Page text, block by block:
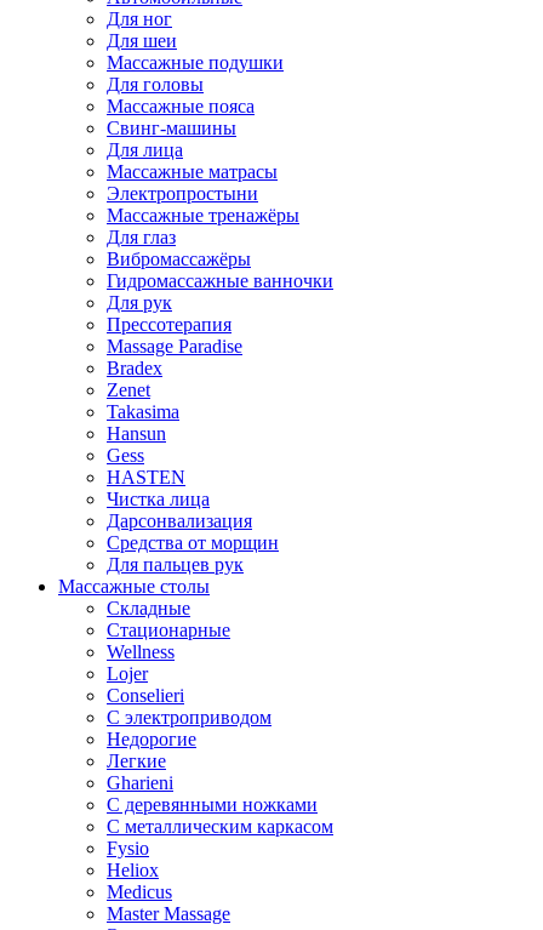
Для ног
Для шеи
Массажные подушки
Для головы
Массажные пояса
Свинг-машины
Для лица
Массажные матрасы
Электропростыни
Массажные тренажёры
Для глаз
Вибромассажёры
Гидромассажные ванночки
Для рук
Прессотерапия
Massage Paradise
Bradex
Zenet
Takasima
Hansun
Gess
HASTEN
Чистка лица
Дарсонвализация
Средства от морщин
Для пальцев рук
Массажные столы
Складные
Стационарные
Wellness
Lojer
Conselieri
С электроприводом
Недорогие
Легкие
Gharieni
С деревянными ножками
С металлическим каркасом
Fysio
Heliox
Medicus
Master Massage